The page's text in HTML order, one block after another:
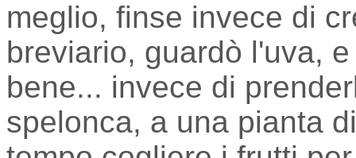
meglio, finse invece di
breviario, guardò l'uva,
bene... invece di
spelonca, a una pianta